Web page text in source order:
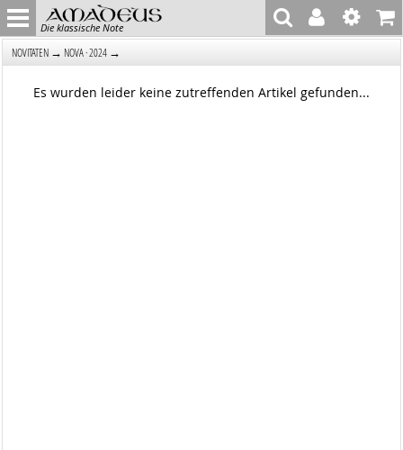
Die klassische Note
NOVITÄTEN → NOVA · 2024 →
Es wurden leider keine zutreffenden Artikel gefunden...